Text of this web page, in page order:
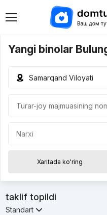
Yangi binolar
Samarqand Viloyati
Narxi
Xaritada ko'ring
taklif topildi
Standart